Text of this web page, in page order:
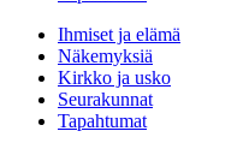
Ihmiset ja elämä
Näkemyksiä
Kirkko ja usko
Seurakunnat
Tapahtumat